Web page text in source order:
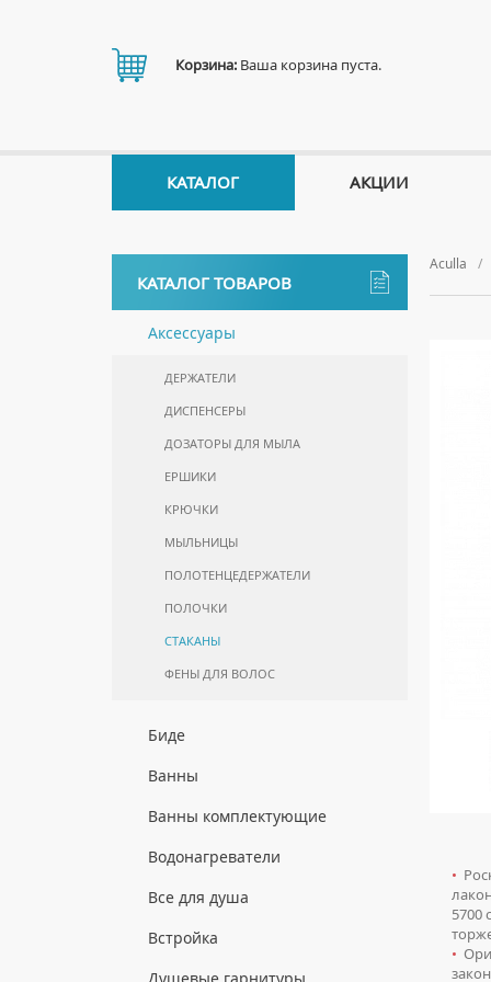
Aculla
•
5700
•
КАТАЛОГ ТОВАРОВ
Аксессуары
ДЕРЖАТЕЛИ
ДИСПЕНСЕРЫ
ДОЗАТОРЫ ДЛЯ МЫЛА
ЕРШИКИ
КРЮЧКИ
МЫЛЬНИЦЫ
ПОЛОТЕНЦЕДЕРЖАТЕЛИ
ПОЛОЧКИ
СТАКАНЫ
ФЕНЫ ДЛЯ ВОЛОС
Биде
НАПОЛЬНЫЕ БИДЕ
СИФОНЫ ДЛЯ БИДЕ
Ванны
АКРИЛОВЫЕ ВАННЫ
СТАЛЬНЫЕ ВАННЫ
СИДЯЧИЕ ВАННЫ
ЧУГУННЫЕ ВАННЫ
Ванны комплектующие
БОКОВЫЕ ПАНЕЛИ
РАМЫ
Водонагреватели
ВОДОНАГРЕВАТЕЛИ
КОМБИНИРОВАННОГО НАГРЕВА
ВОДОНАГРЕВАТЕЛИ КОСВЕННОГО
Все для душа
ДУШЕВЫЕ ДВЕРИ
Встройка
ВЕРХНИЕ ДУШИ
Корзина: Ваша корзина пуста.
КАТАЛОГ АКЦИИ